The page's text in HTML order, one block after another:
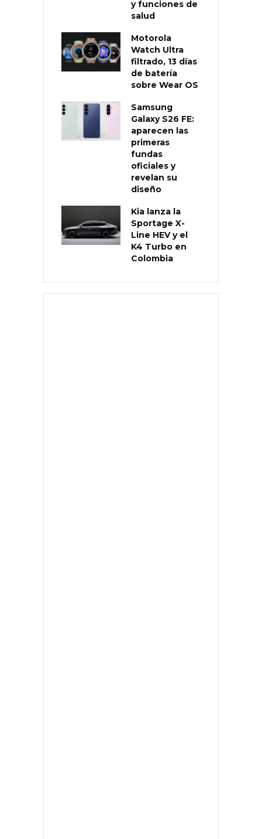
y funciones de
salud
Motorola
Watch Ultra
filtrado, 13 días
de batería
sobre Wear OS
Samsung
Galaxy S26 FE:
aparecen las
primeras
fundas
oficiales y
revelan su
diseño
Kia lanza la
Sportage X-
Line HEV y el
K4 Turbo en
Colombia